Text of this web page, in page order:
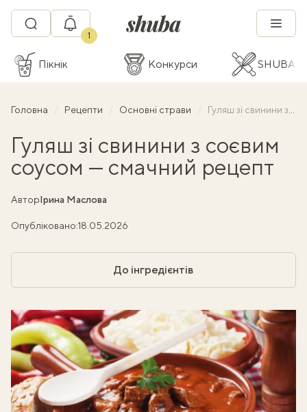
1
Пікнік Конкурси SHUBA
Головна Рецепти Основні страви Гуляш зі свинини з соєвим соусом — смачний рецепт
Гуляш зі свинини з соєвим
соусом — смачний рецепт
АвторІрина Маслова
Опубліковано:18.05.2026
До інгредієнтів